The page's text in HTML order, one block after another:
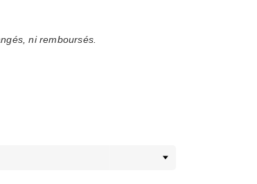
ni remboursés.